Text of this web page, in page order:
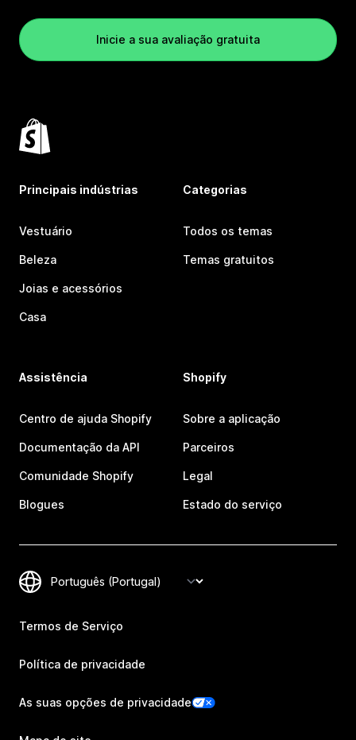
Inicie a sua avaliação gratuita
Principais indústrias
Vestuário
Beleza
Joias e acessórios
Casa
Categorias
Todos os temas
Temas gratuitos
Assistência
Centro de ajuda Shopify
Documentação da API
Comunidade Shopify
Blogues
Shopify
Sobre a aplicação
Parceiros
Legal
Estado do serviço
Termos de Serviço
Política de privacidade
As suas opções de privacidade